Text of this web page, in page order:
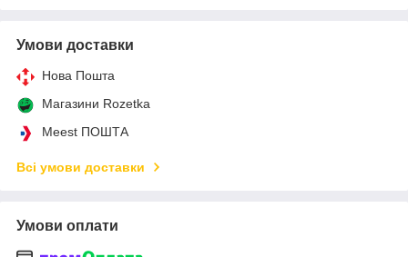
Умови доставки
Нова Пошта
Магазини Rozetka
Meest ПОШТА
Всі умови доставки
Умови оплати